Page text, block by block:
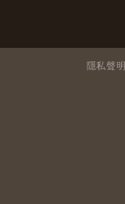
隱私聲明